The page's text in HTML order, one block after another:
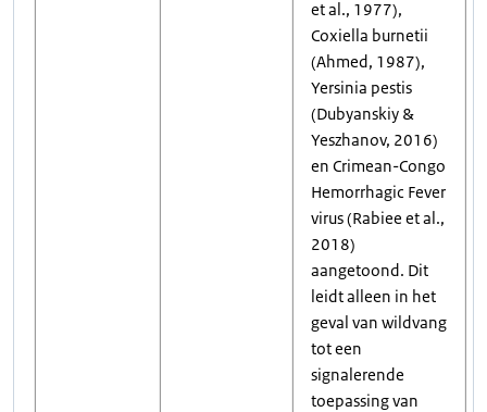
et al., 1977),
Coxiella burnetii
(Ahmed, 1987),
Yersinia pestis
(Dubyanskiy &
Yeszhanov, 2016)
en Crimean-Congo
Hemorrhagic Fever
virus (Rabiee et al.,
2018)
aangetoond. Dit
leidt alleen in het
geval van wildvang
tot een
signalerende
toepassing van